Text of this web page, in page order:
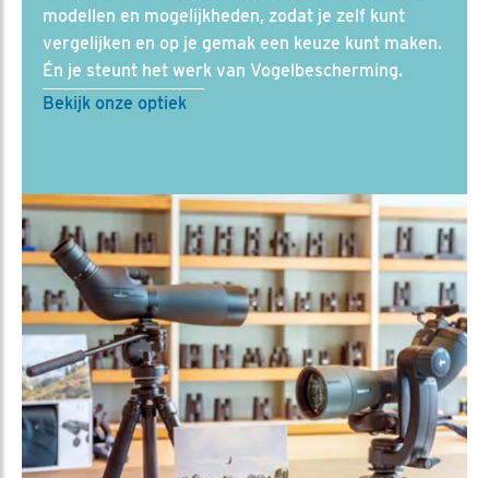
modellen en mogelijkheden, zodat je zelf kunt
vergelijken en op je gemak een keuze kunt maken.
Én je steunt het werk van Vogelbescherming.
Bekijk onze optiek